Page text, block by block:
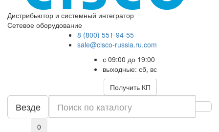
Дистрибьютор и системный интегратор
Сетевое оборудование
8 (800) 551-94-55
sale@cisco-russia.ru.com
с 09:00 до 19:00
выходные: сб, вс
Получить КП
Везде
0